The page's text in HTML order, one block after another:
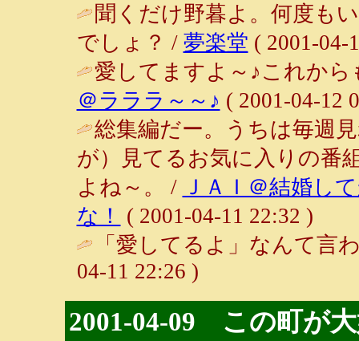
聞くだけ野暮よ。何度も
でしょ？ / 夢楽堂 ( 2001-04-
愛してますよ～♪これか
＠ラララ～～♪ ( 2001-04-12
総集編だー。うちは毎週
が）見てるお気に入りの番
よね～。 / ＪＡＩ＠結婚し
な！
( 2001-04-11 22:32 )
「愛してるよ」なんて言
04-11 22:26 )
2001-04-09 この町が